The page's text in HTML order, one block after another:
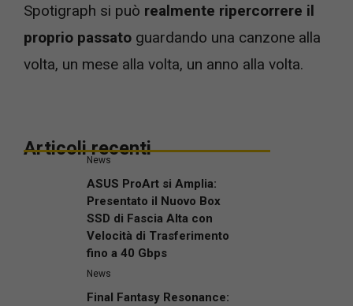
Spotigraph si può realmente ripercorrere il
proprio passato guardando una canzone alla
volta, un mese alla volta, un anno alla volta.
Articoli recenti
News
ASUS ProArt si Amplia:
Presentato il Nuovo Box
SSD di Fascia Alta con
Velocità di Trasferimento
fino a 40 Gbps
News
Final Fantasy Resonance: